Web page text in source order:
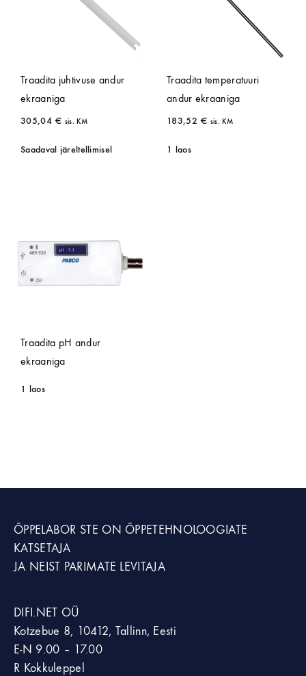
Traadita juhtivuse andur
ekraaniga
305,04€ sis. KM
Saadaval järeltellimisel
Traadita temperatuuri
andur ekraaniga
183,52€ sis. KM
1 laos
Traadita pH andur
ekraaniga
1 laos
ÕPPELABOR STE ON ÕPPETEHNOLOOGIATE
KATSETAJA
JA NEIST PARIMATE LEVITAJA
DIFI.NET OÜ
Kotzebue 8, 10412, Tallinn, Eesti
E-N 9.00 – 17.00
R Kokkuleppel